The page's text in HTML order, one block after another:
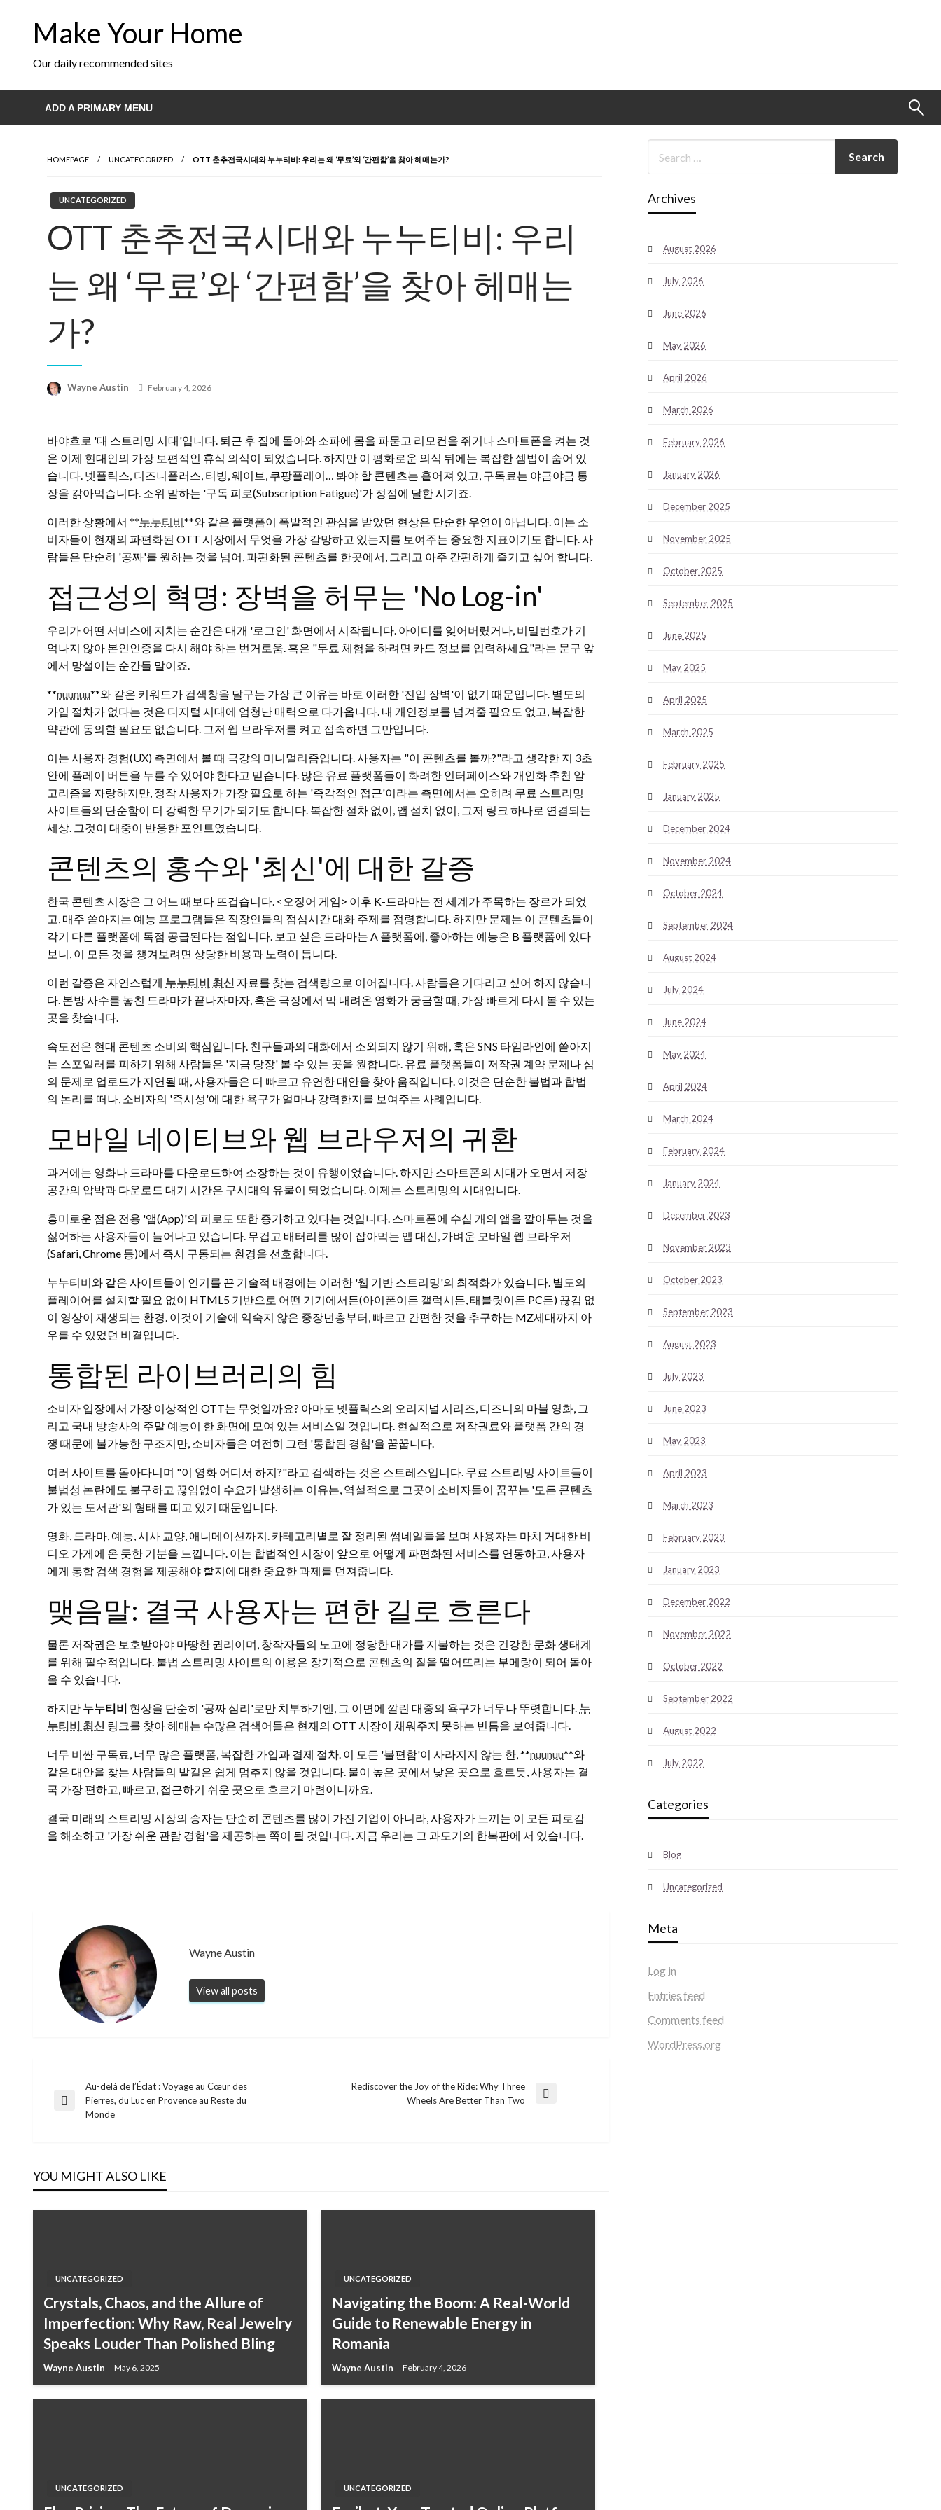
contentMake Your Home
Our daily recommended sites
ADD A PRIMARY MENU
HOMEPAGE UNCATEGORIZED OTT 춘추전국시대와 누누티비: 우리는 왜 ‘무료’와 ‘간편함’을 찾아 헤매는가?
UNCATEGORIZED
OTT 춘추전국시대와 누누티비: 우리
는 왜 ‘무료’와 ‘간편함’을 찾아 헤매는
가?
Wayne Austin
Posted
February 4, 2026
바야흐로 '대 스트리밍 시대'입니다. 퇴근 후 집에 돌아와 소파에 몸을 파묻고 리모컨을 쥐거나 스마트폰을 켜는 것
은 이제 현대인의 가장 보편적인 휴식 의식이 되었습니다. 하지만 이 평화로운 의식 뒤에는 복잡한 셈법이 숨어 있
습니다. 넷플릭스, 디즈니플러스, 티빙, 웨이브, 쿠팡플레이… 봐야 할 콘텐츠는 흩어져 있고, 구독료는 야금야금 통
장을 갉아먹습니다. 소위 말하는 '구독 피로(Subscription Fatigue)'가 정점에 달한 시기죠.
이러한 상황에서 **누누티비**와 같은 플랫폼이 폭발적인 관심을 받았던 현상은 단순한 우연이 아닙니다. 이는 소
비자들이 현재의 파편화된 OTT 시장에서 무엇을 가장 갈망하고 있는지를 보여주는 중요한 지표이기도 합니다. 사
람들은 단순히 '공짜'를 원하는 것을 넘어, 파편화된 콘텐츠를 한곳에서, 그리고 아주 간편하게 즐기고 싶어 합니다.
접근성의 혁명: 장벽을 허무는 'No Log-in'
우리가 어떤 서비스에 지치는 순간은 대개 '로그인' 화면에서 시작됩니다. 아이디를 잊어버렸거나, 비밀번호가 기
억나지 않아 본인인증을 다시 해야 하는 번거로움. 혹은 "무료 체험을 하려면 카드 정보를 입력하세요"라는 문구 앞
에서 망설이는 순간들 말이죠.
**nuunuu**와 같은 키워드가 검색창을 달구는 가장 큰 이유는 바로 이러한 '진입 장벽'이 없기 때문입니다. 별도의
가입 절차가 없다는 것은 디지털 시대에 엄청난 매력으로 다가옵니다. 내 개인정보를 넘겨줄 필요도 없고, 복잡한
약관에 동의할 필요도 없습니다. 그저 웹 브라우저를 켜고 접속하면 그만입니다.
이는 사용자 경험(UX) 측면에서 볼 때 극강의 미니멀리즘입니다. 사용자는 "이 콘텐츠를 볼까?"라고 생각한 지 3초
안에 플레이 버튼을 누를 수 있어야 한다고 믿습니다. 많은 유료 플랫폼들이 화려한 인터페이스와 개인화 추천 알
고리즘을 자랑하지만, 정작 사용자가 가장 필요로 하는 '즉각적인 접근'이라는 측면에서는 오히려 무료 스트리밍
사이트들의 단순함이 더 강력한 무기가 되기도 합니다. 복잡한 절차 없이, 앱 설치 없이, 그저 링크 하나로 연결되는
세상. 그것이 대중이 반응한 포인트였습니다.
콘텐츠의 홍수와 '최신'에 대한 갈증
한국 콘텐츠 시장은 그 어느 때보다 뜨겁습니다. <오징어 게임> 이후 K-드라마는 전 세계가 주목하는 장르가 되었
고, 매주 쏟아지는 예능 프로그램들은 직장인들의 점심시간 대화 주제를 점령합니다. 하지만 문제는 이 콘텐츠들이
각기 다른 플랫폼에 독점 공급된다는 점입니다. 보고 싶은 드라마는 A 플랫폼에, 좋아하는 예능은 B 플랫폼에 있다
보니, 이 모든 것을 챙겨보려면 상당한 비용과 노력이 듭니다.
이런 갈증은 자연스럽게 누누티비 최신 자료를 찾는 검색량으로 이어집니다. 사람들은 기다리고 싶어 하지 않습니
다. 본방 사수를 놓친 드라마가 끝나자마자, 혹은 극장에서 막 내려온 영화가 궁금할 때, 가장 빠르게 다시 볼 수 있는
곳을 찾습니다.
속도전은 현대 콘텐츠 소비의 핵심입니다. 친구들과의 대화에서 소외되지 않기 위해, 혹은 SNS 타임라인에 쏟아지
는 스포일러를 피하기 위해 사람들은 '지금 당장' 볼 수 있는 곳을 원합니다. 유료 플랫폼들이 저작권 계약 문제나 심
의 문제로 업로드가 지연될 때, 사용자들은 더 빠르고 유연한 대안을 찾아 움직입니다. 이것은 단순한 불법과 합법
의 논리를 떠나, 소비자의 '즉시성'에 대한 욕구가 얼마나 강력한지를 보여주는 사례입니다.
모바일 네이티브와 웹 브라우저의 귀환
과거에는 영화나 드라마를 다운로드하여 소장하는 것이 유행이었습니다. 하지만 스마트폰의 시대가 오면서 저장
공간의 압박과 다운로드 대기 시간은 구시대의 유물이 되었습니다. 이제는 스트리밍의 시대입니다.
흥미로운 점은 전용 '앱(App)'의 피로도 또한 증가하고 있다는 것입니다. 스마트폰에 수십 개의 앱을 깔아두는 것을
싫어하는 사용자들이 늘어나고 있습니다. 무겁고 배터리를 많이 잡아먹는 앱 대신, 가벼운 모바일 웹 브라우저
(Safari, Chrome 등)에서 즉시 구동되는 환경을 선호합니다.
누누티비와 같은 사이트들이 인기를 끈 기술적 배경에는 이러한 '웹 기반 스트리밍'의 최적화가 있습니다. 별도의
플레이어를 설치할 필요 없이 HTML5 기반으로 어떤 기기에서든(아이폰이든 갤럭시든, 태블릿이든 PC든) 끊김 없
이 영상이 재생되는 환경. 이것이 기술에 익숙지 않은 중장년층부터, 빠르고 간편한 것을 추구하는 MZ세대까지 아
우를 수 있었던 비결입니다.
통합된 라이브러리의 힘
소비자 입장에서 가장 이상적인 OTT는 무엇일까요? 아마도 넷플릭스의 오리지널 시리즈, 디즈니의 마블 영화, 그
리고 국내 방송사의 주말 예능이 한 화면에 모여 있는 서비스일 것입니다. 현실적으로 저작권료와 플랫폼 간의 경
쟁 때문에 불가능한 구조지만, 소비자들은 여전히 그런 '통합된 경험'을 꿈꿉니다.
여러 사이트를 돌아다니며 "이 영화 어디서 하지?"라고 검색하는 것은 스트레스입니다. 무료 스트리밍 사이트들이
불법성 논란에도 불구하고 끊임없이 수요가 발생하는 이유는, 역설적으로 그곳이 소비자들이 꿈꾸는 '모든 콘텐츠
가 있는 도서관'의 형태를 띠고 있기 때문입니다.
영화, 드라마, 예능, 시사 교양, 애니메이션까지. 카테고리별로 잘 정리된 썸네일들을 보며 사용자는 마치 거대한 비
디오 가게에 온 듯한 기분을 느낍니다. 이는 합법적인 시장이 앞으로 어떻게 파편화된 서비스를 연동하고, 사용자
에게 통합 검색 경험을 제공해야 할지에 대한 중요한 과제를 던져줍니다.
맺음말: 결국 사용자는 편한 길로 흐른다
물론 저작권은 보호받아야 마땅한 권리이며, 창작자들의 노고에 정당한 대가를 지불하는 것은 건강한 문화 생태계
를 위해 필수적입니다. 불법 스트리밍 사이트의 이용은 장기적으로 콘텐츠의 질을 떨어뜨리는 부메랑이 되어 돌아
올 수 있습니다.
하지만 누누티비 현상을 단순히 '공짜 심리'로만 치부하기엔, 그 이면에 깔린 대중의 욕구가 너무나 뚜렷합니다. 누
누티비 최신 링크를 찾아 헤매는 수많은 검색어들은 현재의 OTT 시장이 채워주지 못하는 빈틈을 보여줍니다.
너무 비싼 구독료, 너무 많은 플랫폼, 복잡한 가입과 결제 절차. 이 모든 '불편함'이 사라지지 않는 한, **nuunuu**와
같은 대안을 찾는 사람들의 발길은 쉽게 멈추지 않을 것입니다. 물이 높은 곳에서 낮은 곳으로 흐르듯, 사용자는 결
국 가장 편하고, 빠르고, 접근하기 쉬운 곳으로 흐르기 마련이니까요.
결국 미래의 스트리밍 시장의 승자는 단순히 콘텐츠를 많이 가진 기업이 아니라, 사용자가 느끼는 이 모든 피로감
을 해소하고 '가장 쉬운 관람 경험'을 제공하는 쪽이 될 것입니다. 지금 우리는 그 과도기의 한복판에 서 있습니다.
Wayne Austin
View all posts
Post
Previous
Au-delà de l’Éclat : Voyage au Cœur des
Pierres, du Luc en Provence au Reste du
Monde
Rediscover the Joy of the Ride: Why Three
Wheels Are Better Than Two
YOU MIGHT ALSO LIKE
UNCATEGORIZED
Crystals, Chaos, and the Allure of
Imperfection: Why Raw, Real Jewelry
Speaks Louder Than Polished Bling
Wayne Austin May 6, 2025
UNCATEGORIZED
Navigating the Boom: A Real-World
Guide to Renewable Energy in
Romania
Wayne Austin February 4, 2026
UNCATEGORIZED UNCATEGORIZED
Archives
August 2026
July 2026
June 2026
May 2026
April 2026
March 2026
February 2026
January 2026
December 2025
November 2025
October 2025
September 2025
June 2025
May 2025
April 2025
March 2025
February 2025
January 2025
December 2024
November 2024
October 2024
September 2024
August 2024
July 2024
June 2024
May 2024
April 2024
March 2024
February 2024
January 2024
December 2023
November 2023
October 2023
September 2023
August 2023
July 2023
June 2023
May 2023
April 2023
March 2023
February 2023
January 2023
December 2022
November 2022
October 2022
September 2022
August 2022
July 2022
Categories
Blog
Uncategorized
Meta
Log in
Entries feed
Comments feed
WordPress.org